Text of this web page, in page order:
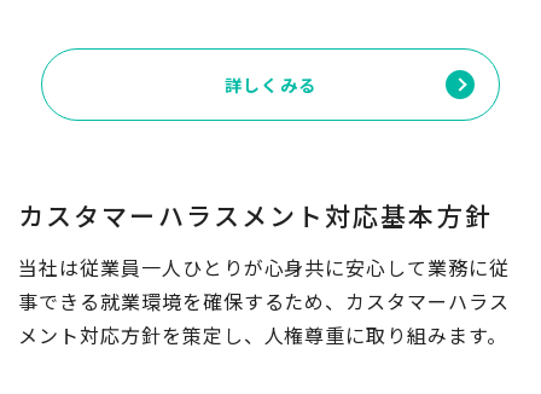
詳しくみる
カスタマーハラスメント対応基本方針
当社は従業員一人ひとりが心身共に安心して業務に従
事できる就業環境を確保するため、カスタマーハラス
メント対応方針を策定し、人権尊重に取り組みます。